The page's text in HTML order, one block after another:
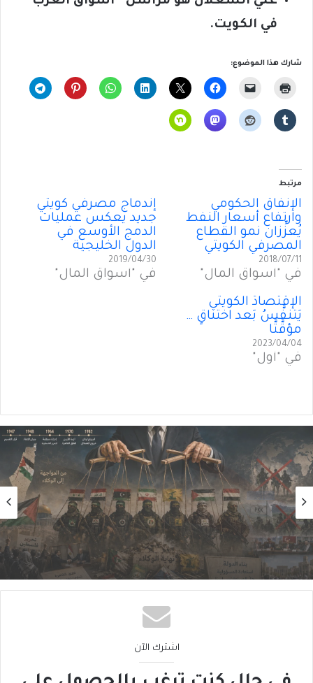
في الكويت.
شارك هذا الموضوع:
مرتبط
الإنفاق الحكومي
وارتفاع أسعار النفط
يُعزِّزان نمو القطاع
المصرفي الكويتي
2018/07/11
في "أسواق المال"
إندماج مصرفي كويتي
جديد يعكس عمليات
الدمج الأوسع في
الدول الخليجية
2019/04/30
في "أسواق المال"
الإقتصادُ الكويتي
يَتنفَّسُ بَعد اختناقٍ …
مؤقَّتًّا
2023/04/04
في "أول"
رأي
2026/08/06
سقوطُ “الأذرُع”: هل انتهى زمنُ الوكلاء؟
اشترك الآن